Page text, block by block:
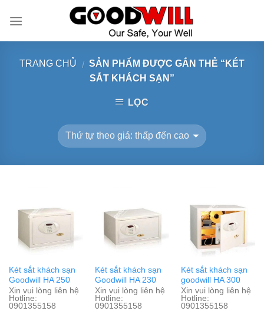
TRANG CHỦ / SẢN PHẨM ĐƯỢC GẮN THẺ “KÉT
SẮT KHÁCH SẠN”
LỌC
Két sắt khách sạn
Goodwill HA 250
Xin vui lòng liên hệ
Hotline:
0901355158
Két sắt khách sạn
Goodwill HA 230
Xin vui lòng liên hệ
Hotline:
0901355158
Két sắt khách sạn
goodwill HA 300
Xin vui lòng liên hệ
Hotline:
0901355158